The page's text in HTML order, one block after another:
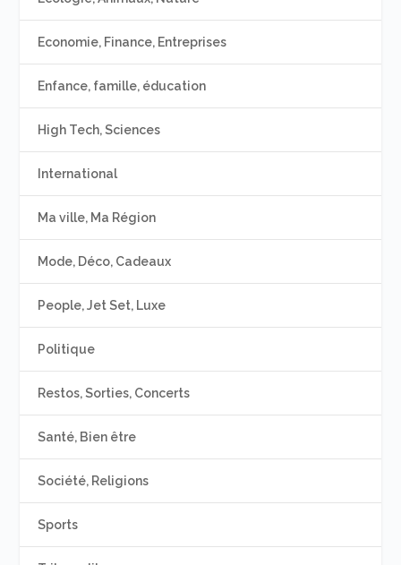
Economie, Finance, Entreprises
Enfance, famille, éducation
High Tech, Sciences
International
Ma ville, Ma Région
Mode, Déco, Cadeaux
People, Jet Set, Luxe
Politique
Restos, Sorties, Concerts
Santé, Bien être
Société, Religions
Sports